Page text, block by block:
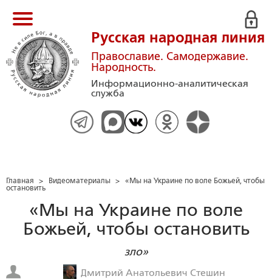
Русская народная линия
Православие. Самодержавие.
Народность.
Информационно-аналитическая
служба
Главная > Видеоматериалы > «Мы на Украине по воле Божьей, чтобы
остановить
«Мы на Украине по воле
Божьей, чтобы остановить
зло»
Дмитрий Анатольевич Стешин